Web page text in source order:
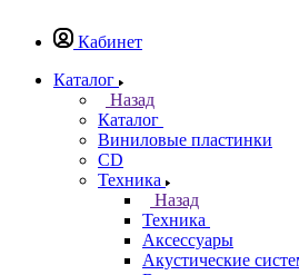
Кабинет
Каталог
Назад
Каталог
Виниловые пластинки
CD
Техника
Назад
Техника
Аксессуары
Акустические